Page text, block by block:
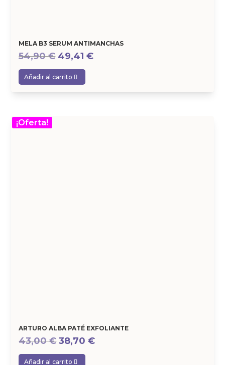
MELA B3 SERUM ANTIMANCHAS
54,90€ El
precio
original
era:
49,41€El
es:
Añadir al carrito
¡Oferta!
ARTURO ALBA PATÉ EXFOLIANTE
43,00€ El
precio
38,70€El
Añadir al carrito